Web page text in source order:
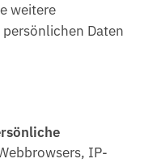
weitere
Daten
IP-